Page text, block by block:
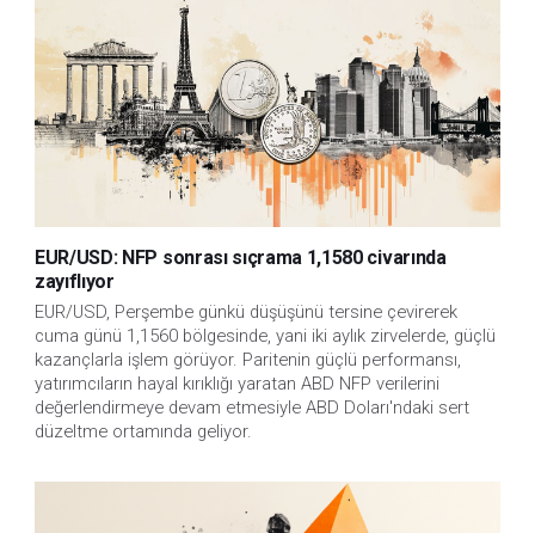
EUR/USD: NFP sonrası sıçrama 1,1580 civarında
zayıflıyor
EUR/USD, Perşembe günkü düşüşünü tersine çevirerek
cuma günü 1,1560 bölgesinde, yani iki aylık zirvelerde, güçlü
kazançlarla işlem görüyor. Paritenin güçlü performansı,
yatırımcıların hayal kırıklığı yaratan ABD NFP verilerini
değerlendirmeye devam etmesiyle ABD Doları'ndaki sert
düzeltme ortamında geliyor.